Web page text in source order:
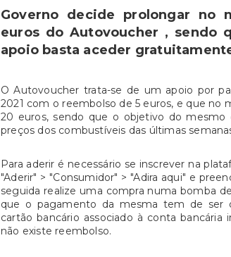
Governo decide prolongar no
euros do Autovoucher , sendo
apoio basta aceder
O Autovoucher trata-se de um apoio por
2021 com o reembolso de 5 euros, e que no
20 euros, sendo que o objetivo do mesmo
preços dos combustíveis das últimas
Para aderir é necessário se inscrever na
"Aderir" > "Consumidor" > "Adira aqui" e
seguida realize uma compra numa bomba
que o pagamento da mesma tem de ser
cartão bancário associado à conta bancária
não existe reembolso.